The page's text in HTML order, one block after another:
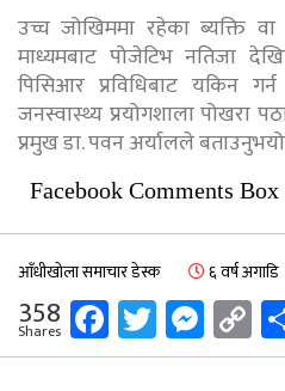
उच्च जोखिममा रहेका ब्यक्ति
माध्यमबाट पोजेटिभ नतिजा
पिसिआर प्रविधिबाट यकिन
जनस्वास्थ्य प्रयोगशाला पोखरा
प्रमुख डा. पवन अर्यालले
Facebook Comments Box
आँधीखोला समाचार डेस्क ६ वर्ष अगाडि
358
Shares Facebook
Twitter